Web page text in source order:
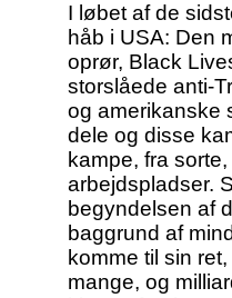
I løbet af de
håb i USA: Den
oprør, Black
storslåede anti-
og amerikanske
dele og disse
kampe, fra
arbejdspladser.
begyndelsen af
baggrund af
komme til sin
mange, og